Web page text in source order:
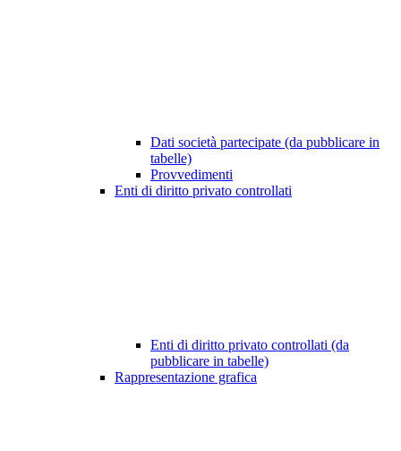
Dati società partecipate (da pubblicare in
tabelle)
Provvedimenti
Enti di diritto privato controllati
Enti di diritto privato controllati (da
pubblicare in tabelle)
Rappresentazione grafica